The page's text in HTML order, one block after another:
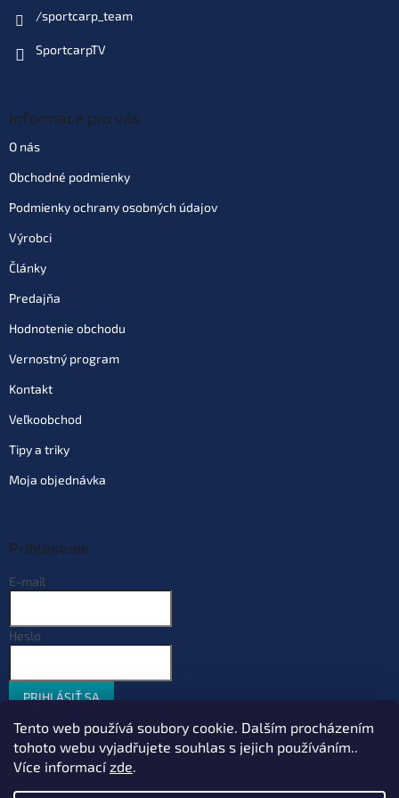
Tento web používá soubory cookie. Dalším procházením
tohoto webu vyjadřujete souhlas s jejich používáním..
Více informacízde.
/sportcarp_team
SportcarpTV
Informace pro vás
O nás
Obchodné podmienky
Podmienky ochrany osobných údajov
Výrobci
Články
Predajňa
Hodnotenie obchodu
Vernostný program
Kontakt
Veľkoobchod
Tipy a triky
Moja objednávka
Prihlásenie
E-mail
Heslo
PRIHLÁSIŤ SA
Nová registrácia
Zabudnuté heslo